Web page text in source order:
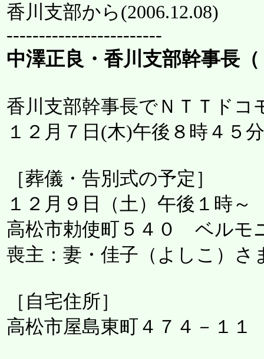
香川支部から(2006.12.08)
------------------------
中澤正良・香川支部幹事長
香川支部幹事長でＮＴＴドコ
１２月７日(木)午後８時４５
［葬儀・告別式の予定］
１２月９日（土）午後１時～
高松市勅使町５４０ ベルモ
喪主：妻・佳子（よしこ）さ
［自宅住所］
高松市屋島東町４７４－１１